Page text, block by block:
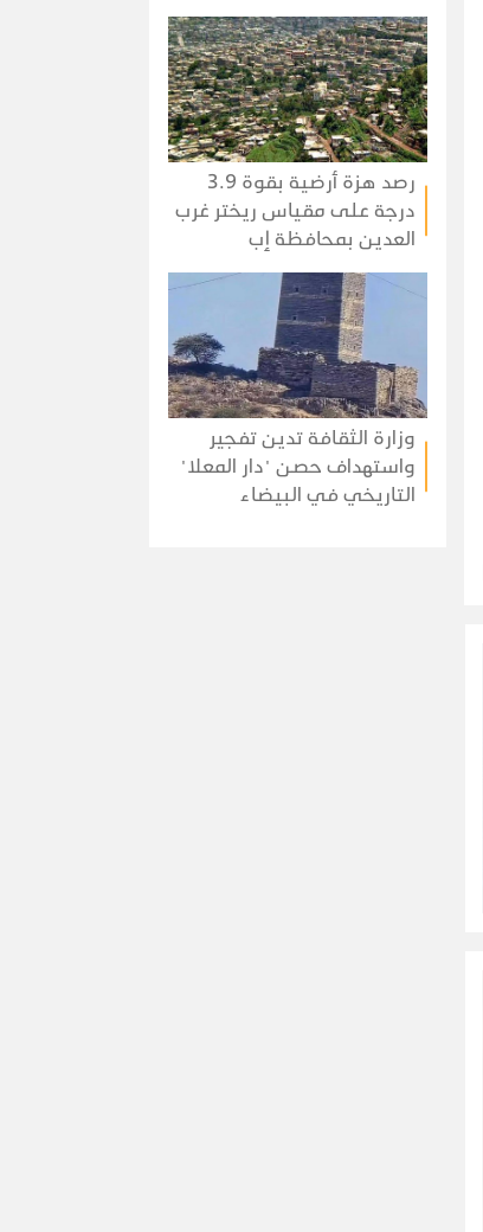
رصد هزة أرضية بقوة 3.9
درجة على مقياس ريختر غرب
العدين بمحافظة إب
وزارة الثقافة تدين تفجير
واستهداف حصن "دار المعلا"
التاريخي في البيضاء